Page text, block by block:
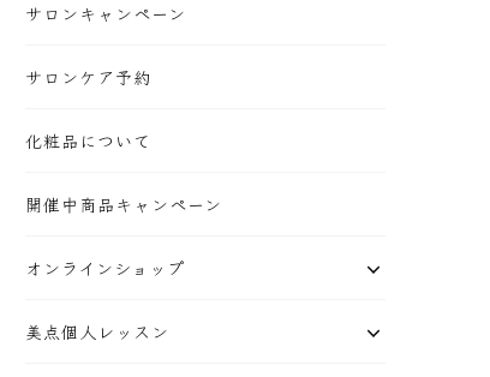
サロンキャンペーン
サロンケア予約
化粧品について
開催中商品キャンペーン
オンラインショップ
美点個人レッスン